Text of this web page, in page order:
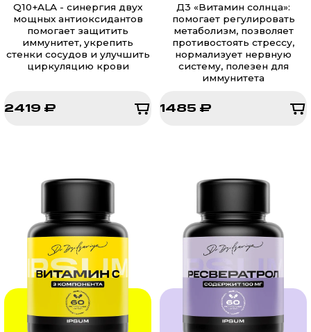
Q10+ALA - cинергия двух
мощных антиоксидантов
помогает защитить
иммунитет, укрепить
стенки сосудов и улучшить
циркуляцию крови
2419 ₽
Д3 «Витамин солнца»:
помогает регулировать
метаболизм, позволяет
противостоять стрессу,
нормализует нервную
систему, полезен для
иммунитета
1485 ₽